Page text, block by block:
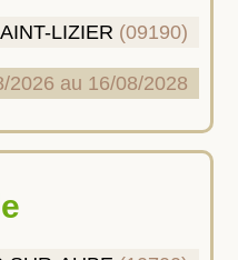
LIZIER (09190)
2026 au 16/08/2028